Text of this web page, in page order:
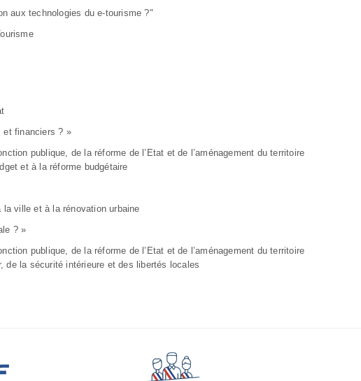
aux technologies du e-tourisme ?"
et financiers ? »
publique, de la réforme de l’Etat et de l’aménagement du territoire
et à la réforme budgétaire
la ville et à la rénovation urbaine
? »
publique, de la réforme de l’Etat et de l’aménagement du territoire
de la sécurité intérieure et des libertés locales